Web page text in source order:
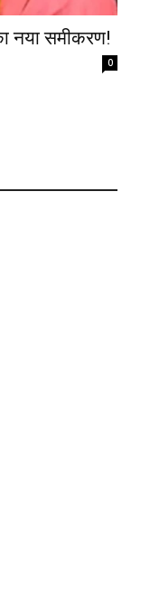
नया समीकरण!
0